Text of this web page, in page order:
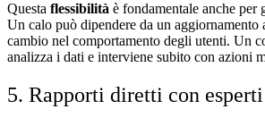
Questa flessibilità è fondamentale anche per
Un calo può dipendere da un aggiornamento
cambio nel comportamento degli utenti. Un
analizza i dati e interviene subito con azioni
5. Rapporti diretti con